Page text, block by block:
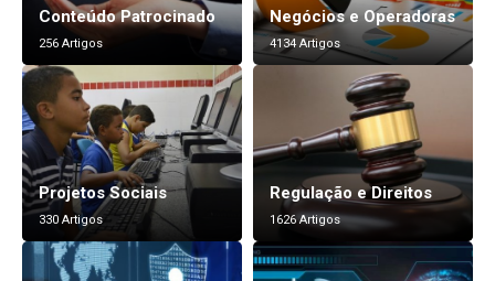
Conteúdo Patrocinado
256 Artigos
Negócios e Operadoras
4134 Artigos
Projetos Sociais
330 Artigos
Regulação e Direitos
1626 Artigos